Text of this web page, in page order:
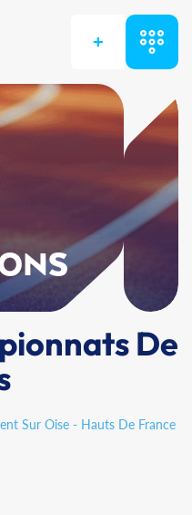
+
De
Sur Oise - Hauts De France